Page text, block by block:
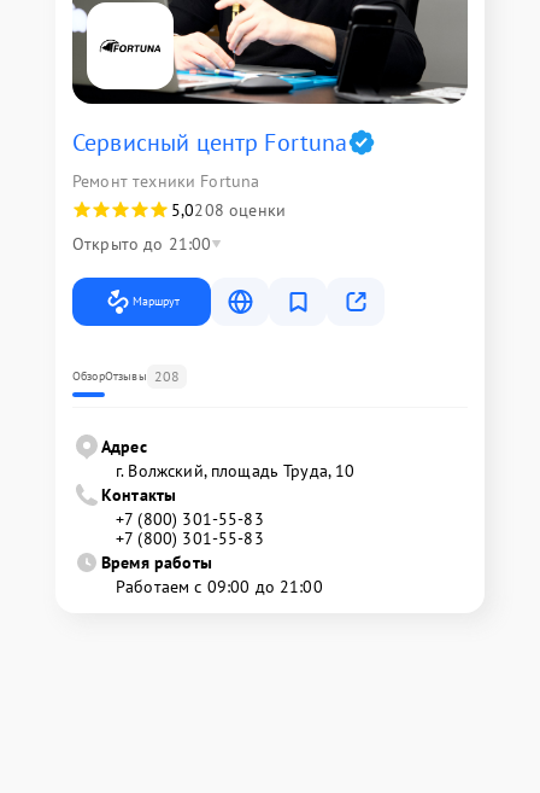
Сервисный центр Fortuna
Ремонт техники Fortuna
5,0208 оценки
Открыто до 21:00
Маршрут
ОбзорОтзывы 208
Адрес
г. Волжский, площадь Труда, 10
Контакты
+7 (800) 301-55-83
+7 (800) 301-55-83
Время работы
Работаем с 09:00 до 21:00